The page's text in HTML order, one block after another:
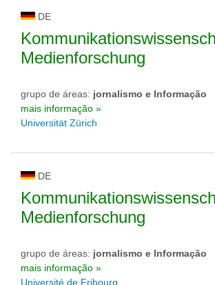
DE
Medienforschung
grupo de áreas: jornalismo e Informação
mais informação »
Universität Zürich
DE
Medienforschung
grupo de áreas: jornalismo e Informação
mais informação »
Université de Fribourg